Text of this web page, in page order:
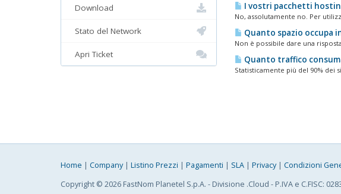
I vostri pacchetti
No, assolutamente no. Per
Quanto spazio occupa
Non è possibile dare una
Quanto traffico
Statisticamente più del 90% dei
Download
Stato del Network
Apri Ticket
Home | Company| Listino Prezzi | Pagamenti | SLA | Privacy| Condizioni
Copyright © 2026 FastNom Planetel S.p.A. - Divisione .Cloud - P.IVA e C.FISC: